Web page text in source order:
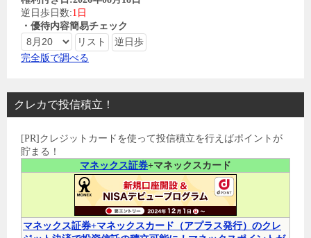
逆日歩日数:1日
・優待内容簡易チェック
完全版で調べる
クレカで投信積立！
[PR]クレジットカードを使って投信積立を行えばポイントが
貯まる！
マネックス証券+マネックスカード
マネックス証券+マネックスカード（アプラス発行）のクレ